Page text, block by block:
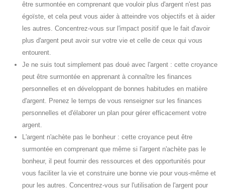
être surmontée en comprenant que vouloir plus d'argent n'est pas
égoïste, et cela peut vous aider à atteindre vos objectifs et à aider
les autres. Concentrez-vous sur l'impact positif que le fait d'avoir
plus d'argent peut avoir sur votre vie et celle de ceux qui vous
entourent.
Je ne suis tout simplement pas doué avec l'argent : cette croyance
peut être surmontée en apprenant à connaître les finances
personnelles et en développant de bonnes habitudes en matière
d'argent. Prenez le temps de vous renseigner sur les finances
personnelles et d'élaborer un plan pour gérer efficacement votre
argent.
L'argent n'achète pas le bonheur : cette croyance peut être
surmontée en comprenant que même si l'argent n'achète pas le
bonheur, il peut fournir des ressources et des opportunités pour
vous faciliter la vie et construire une bonne vie pour vous-même et
pour les autres. Concentrez-vous sur l'utilisation de l'argent pour